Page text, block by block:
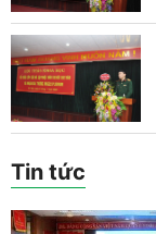
Tin tức